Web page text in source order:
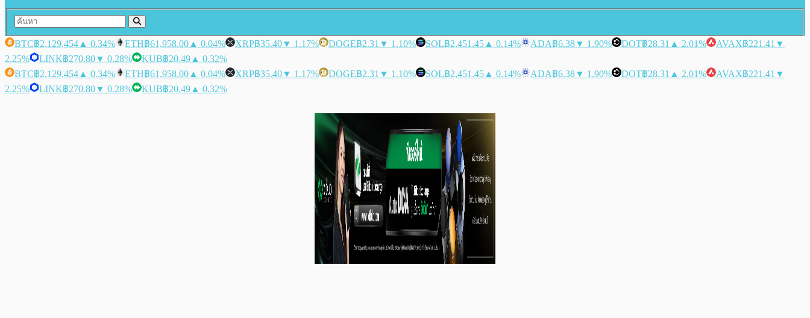
BTC฿2,129,454 ▲ 0.34% ETH฿61,958.00 ▲ 0.04% XRP฿35.40▼ 1.17% DOGE฿2.31 ▼ 1.10% SOL฿2,451.45 ▲ 0.14% ADA฿6.38▼ 1.90% DOT฿28.31 ▲ 2.01% AVAX฿221.41 ▼
2.25%
LINK฿270.80▼ 0.28% KUB฿20.49 ▲ 0.32%
BTC฿2,129,454 ▲ 0.34% ETH฿61,958.00 ▲ 0.04% XRP฿35.40▼ 1.17% DOGE฿2.31 ▼ 1.10% SOL฿2,451.45 ▲ 0.14% ADA฿6.38▼ 1.90% DOT฿28.31 ▲ 2.01% AVAX฿221.41 ▼
2.25%
LINK฿270.80▼ 0.28% KUB฿20.49 ▲ 0.32%